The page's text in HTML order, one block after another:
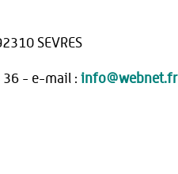
SEVRES
36 - e-mail : info@webnet.fr